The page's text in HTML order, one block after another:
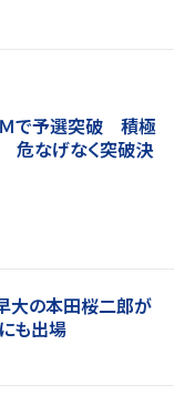
Ｍで予選突破 積極
危なげなく突破決
大の本田桜二郎が
も出場